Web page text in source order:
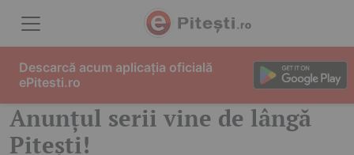
Anunțul serii vine de lângă
Pitești!
Descarcă acum aplicația oficială
ePitesti.ro